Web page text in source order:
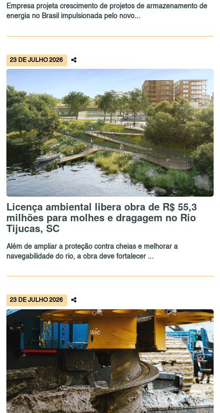
Empresa projeta crescimento de projetos de armazenamento de
energia no Brasil impulsionada pelo novo...
23 DE JULHO 2026
Licença ambiental libera obra de R$ 55,3
milhões para molhes e dragagem no Rio
Tijucas, SC
Além de ampliar a proteção contra cheias e melhorar a
navegabilidade do rio, a obra deve fortalecer ...
23 DE JULHO 2026